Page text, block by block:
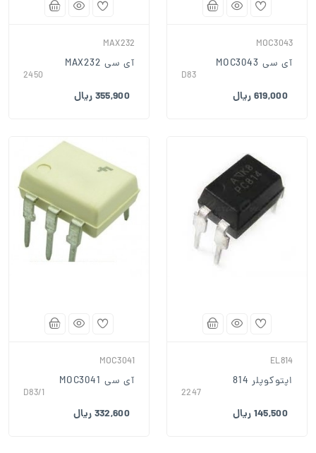
MOC3043
آی سی MOC3043
D83
619,000 ریال
MAX232
آی سی MAX232
2450
355,900 ریال
EL814
اپتوکوپلر 814
2247
145,500 ریال
MOC3041
آی سی MOC3041
D83/1
332,600 ریال